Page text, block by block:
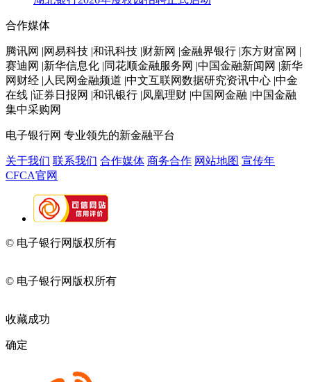
合作媒体
腾讯网 |网易科技 |和讯科技 |财新网 |金融界银行 |东方财富网 |
赛迪网 |新华信息化 |同花顺金融服务网 |中国金融新闻网 |新华
网财经 |人民网金融频道 |中文互联网数据研究资讯中心 |中金
在线 |证券日报网 |和讯银行 |凤凰理财 |中国网金融 |中国金融
集中采购网
电子银行网 专业领先的新金融平台
关于我们 联系我们 合作媒体 商务合作 网站地图 宣传年
CFCA官网
© 电子银行网版权所有
© 电子银行网版权所有
收藏成功
确定